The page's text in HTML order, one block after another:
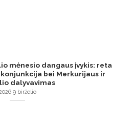
mėnesio dangaus įvykis: reta
bei Merkurijaus ir
dalyvavimas
9 birželio